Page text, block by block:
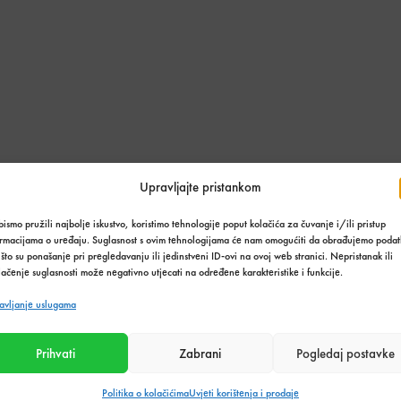
Upravljajte pristankom
pružili najbolje iskustvo, koristimo tehnologije poput kolačića za čuvanje i/ili pristup
o uređaju. Suglasnost s ovim tehnologijama će nam omogućiti da obrađujemo
su ponašanje pri pregledavanju ili jedinstveni ID-ovi na ovoj web stranici. Nepristanak ili
suglasnosti može negativno utjecati na određene karakteristike i funkcije.
uslugama
Prihvati Zabrani Pogledaj postavke
Politika o kolačićimaUvjeti korištenja i prodaje